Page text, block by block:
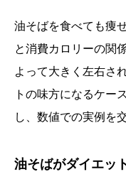
油そばを食べても痩
と消費カロリーの関
よって大きく左右さ
トの味方になるケー
し、数値での実例を
油そばがダイエッ